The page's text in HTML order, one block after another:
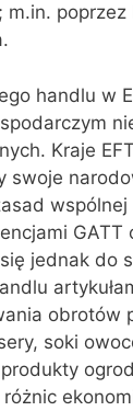
m.in.
handlu w
Kraje
swoje
wspólnej
GATT
jednak do
obrotów
soki